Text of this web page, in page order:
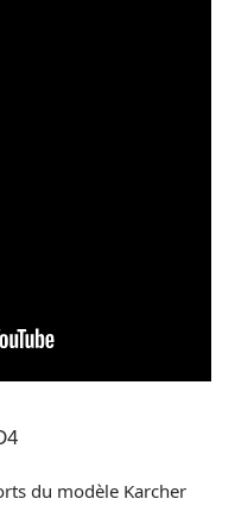
du modèle Karcher